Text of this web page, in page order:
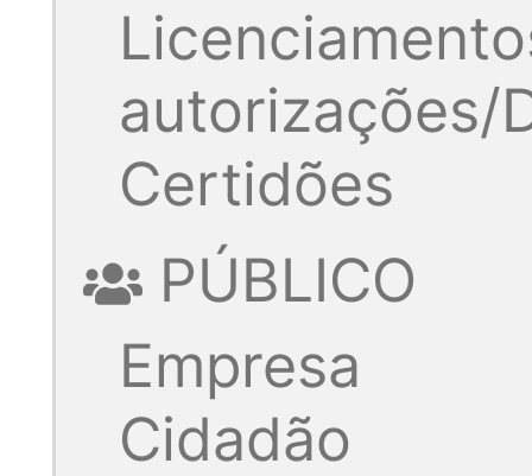
autorizações/
Certidões
PÚBLICO
Empresa
Cidadão